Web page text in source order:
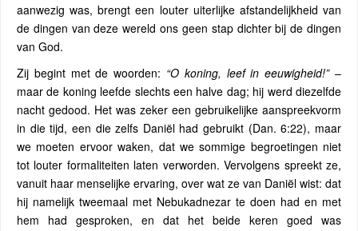
aanwezig was, brengt een louter uiterlijke afstandelijkheid van
de dingen van deze wereld ons geen stap dichter bij de dingen
van God.
Zij begint met de woorden: “O koning, leef in eeuwigheid!”–
maar de koning leefde slechts een halve dag; hij werd diezelfde
nacht gedood. Het was zeker een gebruikelijke aanspreekvorm
in die tijd, een die zelfs Daniël had gebruikt (Dan. 6:22), maar
we moeten ervoor waken, dat we sommige begroetingen niet
tot louter formaliteiten laten verworden. Vervolgens spreekt ze,
vanuit haar menselijke ervaring, over wat ze van Daniël wist: dat
hij namelijk tweemaal met Nebukadnezar te doen had en met
hem had gesproken, en dat het beide keren goed was